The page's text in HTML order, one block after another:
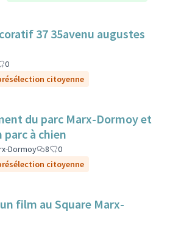
37 35avenu augustes
0
citoyenne
du parc Marx-Dormoy et
à chien
Dormoy 8
0
citoyenne
film au Square Marx-